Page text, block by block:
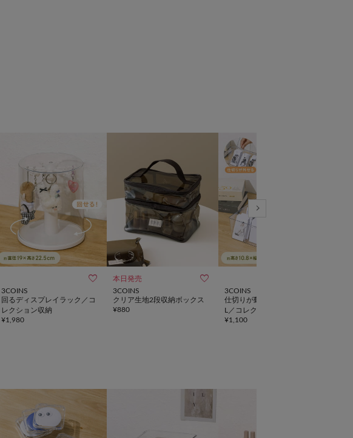

3COINS
回るディスプレイラック／コ
レクション収納
¥1,980
本日発売 
3COINS
クリア生地2段収納ボックス
¥880
3COINS
仕切りが動くカードケース：
L／コレクション収納
¥1,100